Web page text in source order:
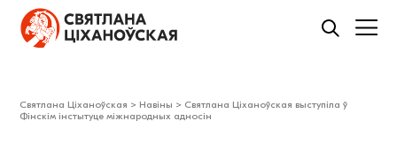
Святлана Ціханоўская > Навіны > Святлана Ціханоўская выступіла ў
Фінскім інстытуце міжнародных адносін